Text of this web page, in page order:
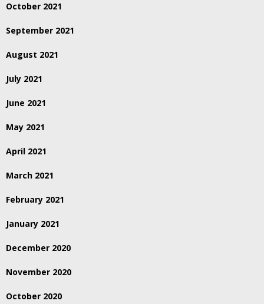
October 2021
September 2021
August 2021
July 2021
June 2021
May 2021
April 2021
March 2021
February 2021
January 2021
December 2020
November 2020
October 2020